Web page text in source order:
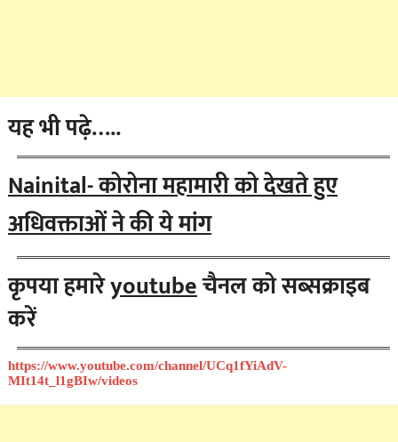
यह भी पढ़े…..
Nainital- कोरोना महामारी को देखते हुए
अधिवक्ताओं ने की ये मांग
कृपया हमारेyoutubeचैनल को सब्सक्राइब
करें
https://www.youtube.com/channel/UCq1fYiAdV-
MIt14t_l1gBIw/videos